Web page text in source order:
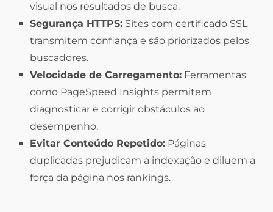
visual nos resultados de busca.
Segurança HTTPS: Sites com certificado SSL
transmitem confiança e são priorizados pelos
buscadores.
Velocidade de Carregamento: Ferramentas
como PageSpeed Insights permitem
diagnosticar e corrigir obstáculos ao
desempenho.
Evitar Conteúdo Repetido: Páginas
duplicadas prejudicam a indexação e diluem a
força da página nos rankings.